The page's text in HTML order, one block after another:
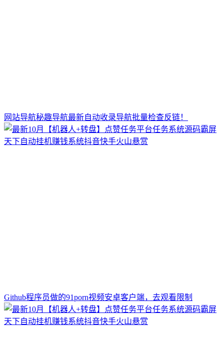
网站导航秘趣导航最新自动收录导航批量检查反链！
Github程序员做的91porn视频安卓客户端，去观看限制